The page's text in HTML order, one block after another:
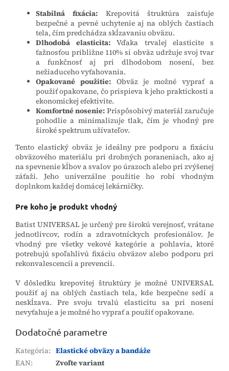
Stabilná fixácia: Krepovitá štruktúra zaisťuje
bezpečné a pevné uchytenie aj na oblých častiach
tela, čím predchádza skĺzavaniu obväzu.
Dlhodobá elasticita: Vďaka trvalej elasticite s
ťažnosťou približne 110% si obväz udržuje svoj tvar
a funkčnosť aj pri dlhodobom nosení, bez
nežiaduceho vyťahovania.
Opakované použitie: Obväz je možné vyprať a
použiť opakovane, čo prispieva k jeho praktickosti a
ekonomickej efektivite.
Komfortné nosenie: Prispôsobivý materiál zaručuje
pohodlie a minimalizuje tlak, čím je vhodný pre
široké spektrum užívateľov.
Tento elastický obväz je ideálny pre podporu a fixáciu
obväzového materiálu pri drobných poraneniach, ako aj
na spevnenie kĺbov a svalov po úrazoch alebo pri zvýšenej
záťaži. Jeho univerzálne použitie ho robí vhodným
doplnkom každej domácej lekárničky.
Pre koho je produkt vhodný
Batist UNIVERSAL je určený pre širokú verejnosť, vrátane
jednotlivcov, rodín a zdravotníckych profesionálov. Je
vhodný pre všetky vekové kategórie a pohlavia, ktoré
potrebujú spoľahlivú fixáciu obväzov alebo podporu pri
rekonvalescencii a prevencii.
V dôsledku krepovitej štruktúry je možné UNIVERSAL
použiť aj na oblých častiach tela, kde bezpečne sedí a
neskĺzava. Pre svoju trvalú elasticitu sa pri nosení
nevyťahuje a je možné ho vyprať a použiť opakovane.
Dodatočné parametre
Kategória: Elastické obväzy a bandáže
EAN: Zvoľte variant